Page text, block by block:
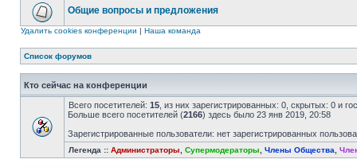
Общие вопросы и предложения
Удалить cookies конференции | Наша команда
Список форумов
Кто сейчас на конференции
Всего посетителей: 15 , из них зарегистрированных: 0, скрытых: 0 и
Больше всего посетителей (2166) здесь было 23 янв 2019, 20:58
Зарегистрированные пользователи: нет зарегистрированных
Легенда :: Администраторы Супермодераторы Члены Общества